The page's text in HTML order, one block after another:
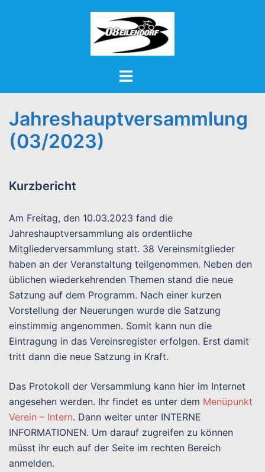
Menü
Jahreshauptversammlung
(03/2023)
Kurzbericht
Am Freitag, den 10.03.2023 fand die
Jahreshauptversammlung als ordentliche
Mitgliederversammlung statt. 38 Vereinsmitglieder
haben an der Veranstaltung teilgenommen. Neben den
üblichen wiederkehrenden Themen stand die neue
Satzung auf dem Programm. Nach einer kurzen
Vorstellung der Neuerungen wurde die Satzung
einstimmig angenommen. Somit kann nun die
Eintragung in das Vereinsregister erfolgen. Erst damit
tritt dann die neue Satzung in Kraft.
Das Protokoll der Versammlung kann hier im Internet
angesehen werden. Ihr findet es unter dem Menüpunkt
Verein – Intern. Dann weiter unter INTERNE
INFORMATIONEN. Um darauf zugreifen zu können
müsst ihr euch auf der Seite im rechten Bereich
anmelden.